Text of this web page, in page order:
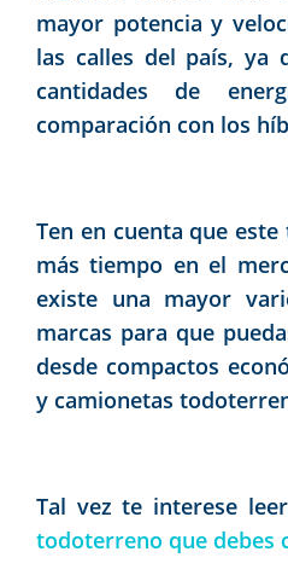
mayor potencia y
las calles del país, ya
cantidades de
comparación con los
Ten en cuenta que
más tiempo en el
existe una mayor
marcas para que
desde compactos
y camionetas
Tal vez te interese
todoterreno que debes